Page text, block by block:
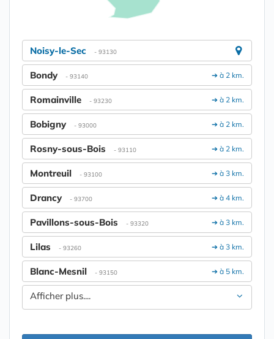
Noisy-le-Sec - 93130
➔ à 2 km.
Bondy - 93140
➔ à 2 km.
Romainville - 93230
➔ à 2 km.
Bobigny - 93000
➔ à 2 km.
Rosny-sous-Bois - 93110
➔ à 3 km.
Montreuil - 93100
➔ à 4 km.
Drancy - 93700
➔ à 3 km.
Pavillons-sous-Bois - 93320
➔ à 3 km.
Lilas - 93260
➔ à 5 km.
Blanc-Mesnil - 93150
Afficher plus....